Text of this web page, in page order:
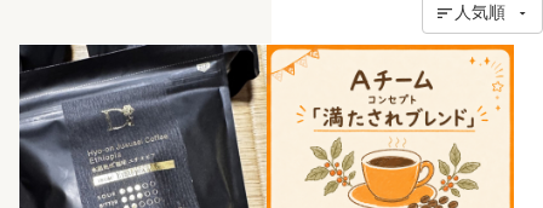
人気順